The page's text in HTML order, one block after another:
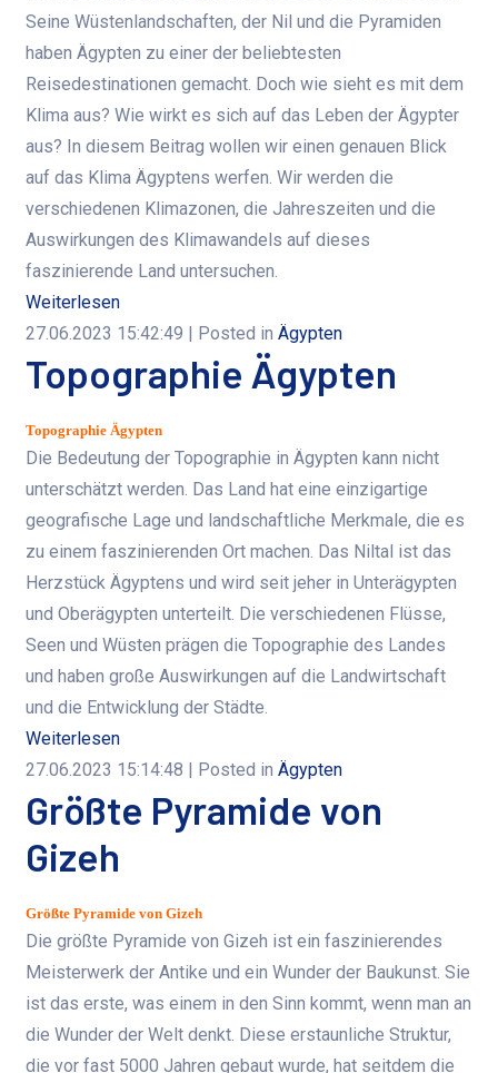
Seine Wüstenlandschaften, der Nil und die Pyramiden
haben Ägypten zu einer der beliebtesten
Reisedestinationen gemacht. Doch wie sieht es mit dem
Klima aus? Wie wirkt es sich auf das Leben der Ägypter
aus? In diesem Beitrag wollen wir einen genauen Blick
auf das Klima Ägyptens werfen. Wir werden die
verschiedenen Klimazonen, die Jahreszeiten und die
Auswirkungen des Klimawandels auf dieses
faszinierende Land untersuchen.
Weiterlesen
27.06.2023 15:42:49 | Posted inÄgypten
Topographie Ägypten
Topographie Ägypten
Die Bedeutung der Topographie in Ägypten kann nicht
unterschätzt werden. Das Land hat eine einzigartige
geografische Lage und landschaftliche Merkmale, die es
zu einem faszinierenden Ort machen. Das Niltal ist das
Herzstück Ägyptens und wird seit jeher in Unterägypten
und Oberägypten unterteilt. Die verschiedenen Flüsse,
Seen und Wüsten prägen die Topographie des Landes
und haben große Auswirkungen auf die Landwirtschaft
und die Entwicklung der Städte.
Weiterlesen
27.06.2023 15:14:48 | Posted inÄgypten
Größte Pyramide von
Gizeh
Größte Pyramide von Gizeh
Die größte Pyramide von Gizeh ist ein faszinierendes
Meisterwerk der Antike und ein Wunder der Baukunst. Sie
ist das erste, was einem in den Sinn kommt, wenn man an
die Wunder der Welt denkt. Diese erstaunliche Struktur,
die vor fast 5000 Jahren gebaut wurde, hat seitdem die